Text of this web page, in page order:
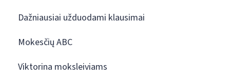
Dažniausiai užduodami klausimai
Mokesčių ABC
Viktorina moksleiviams